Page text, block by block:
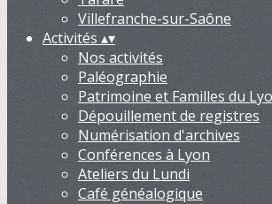
Villefranche-sur-Saône
Activités ▴▾
Nos activités
Paléographie
Patrimoine et Familles du
Dépouillement de registres
Numérisation d'archives
Conférences à Lyon
Ateliers du Lundi
Café généalogique